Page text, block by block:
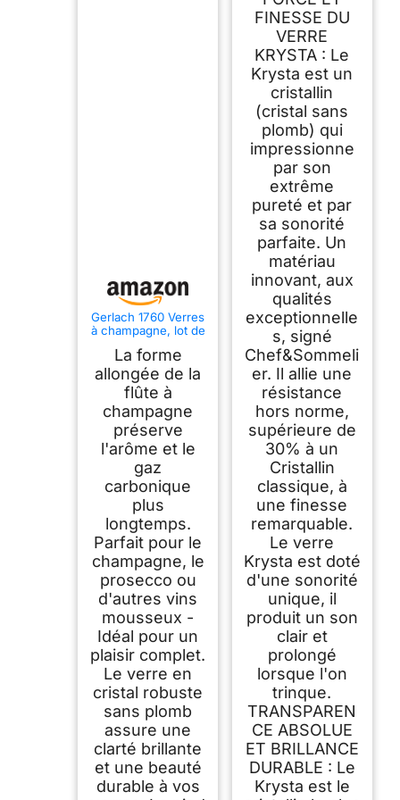
Gerlach 1760 Verres
à champagne, lot de
6, 200 ml, verres à
champagne, flûtes à
champagne, verres
à vin, passent au
lave-vaisselle,
modernes
La forme
allongée de la
flûte à
champagne
préserve
l'arôme et le
gaz
carbonique
plus
longtemps.
Parfait pour le
champagne, le
prosecco ou
d'autres vins
mousseux -
Idéal pour un
plaisir complet.
Le verre en
cristal robuste
sans plomb
assure une
clarté brillante
et une beauté
durable à vos
FINESSE DU
VERRE
KRYSTA : Le
Krysta est un
cristallin
(cristal sans
plomb) qui
impressionne
par son
extrême
pureté et par
sa sonorité
parfaite. Un
matériau
innovant, aux
qualités
exceptionnelle
s, signé
Chef&Sommeli
er. Il allie une
résistance
hors norme,
supérieure de
30% à un
Cristallin
classique, à
une finesse
remarquable.
Le verre
Krysta est doté
d'une sonorité
unique, il
produit un son
clair et
prolongé
lorsque l'on
trinque.
TRANSPAREN
CE ABSOLUE
ET BRILLANCE
DURABLE : Le
Krysta est le